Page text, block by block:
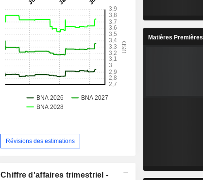
Révisions des estimations
Chiffre d'affaires trimestriel -
Matières Premières